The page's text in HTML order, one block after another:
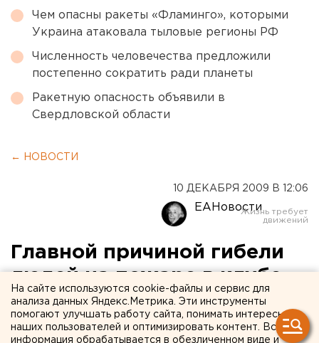
Чем опасны ракеты «Фламинго», которыми
Украина атаковала тыловые регионы РФ
Численность человечества предложили
постепенно сократить ради планеты
Ракетную опасность объявили в
Свердловской области
← НОВОСТИ
10 ДЕКАБРЯ 2009 В 12:06
ЕАНовости
Главной причиной гибели
людей на пожаре в клубе
«Хромая лошадь» стала
незаконная реконструкцию
На сайте используются cookie-файлы и сервис для
анализа данных Яндекс.Метрика. Эти инструменты
помогают улучшать работу сайта, понимать интересы
наших пользователей и оптимизировать контент. Вся
информация обрабатывается в обезличенном виде и